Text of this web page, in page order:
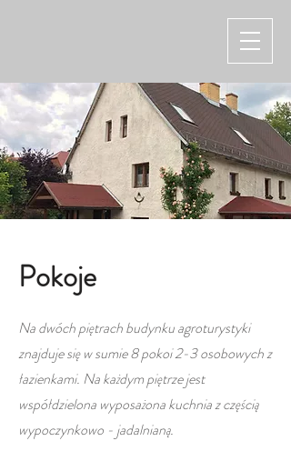
Pokoje
Na dwóch piętrach budynku agroturystyki
znajduje się w sumie 8 pokoi 2-3 osobowych z
łazienkami. Na każdym piętrze jest
współdzielona wyposażona kuchnia z częścią
wypoczynkowo - jadalnianą.